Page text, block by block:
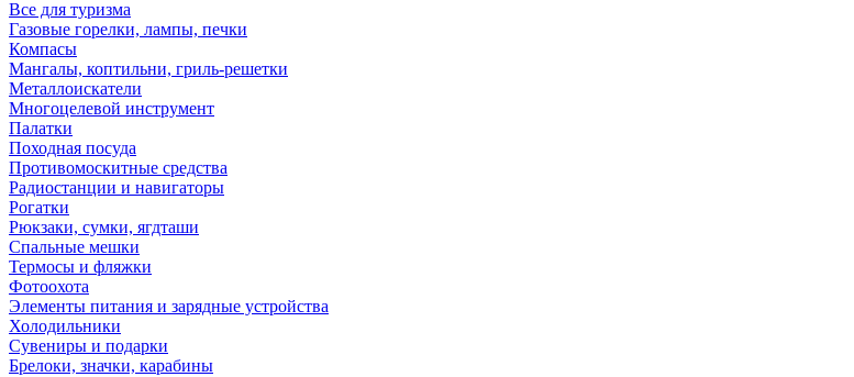
Все для туризма
Газовые горелки, лампы, печки
Компасы
Мангалы, коптильни, гриль-решетки
Металлоискатели
Многоцелевой инструмент
Палатки
Походная посуда
Противомоскитные средства
Радиостанции и навигаторы
Рогатки
Рюкзаки, сумки, ягдташи
Спальные мешки
Термосы и фляжки
Фотоохота
Элементы питания и зарядные устройства
Холодильники
Сувениры и подарки
Брелоки, значки, карабины